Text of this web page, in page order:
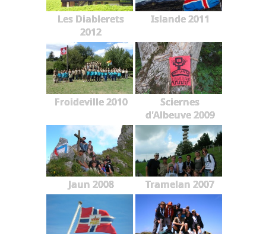
Les Diablerets
2012
Islande 2011
Froideville 2010
Sciernes
d'Albeuve 2009
Jaun 2008 Tramelan 2007